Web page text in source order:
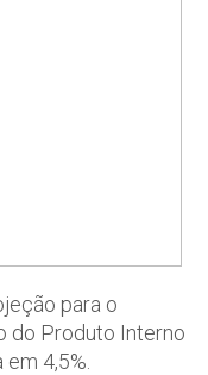
para o
do Produto Interno
4,5%.